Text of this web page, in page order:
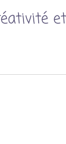
et